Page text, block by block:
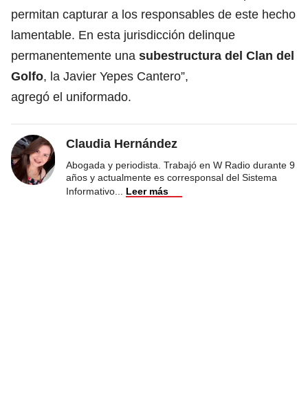
permitan capturar a los responsables de este hecho
lamentable. En esta jurisdicción delinque
permanentemente una subestructura del Clan del
Golfo, la Javier Yepes Cantero”,
agregó el uniformado.
Claudia Hernández
Abogada y periodista. Trabajó en W Radio durante 9
años y actualmente es corresponsal del Sistema
Informativo
Leer más